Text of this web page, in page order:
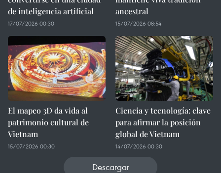
de inteligencia artificial
17/07/2026 00:30
ancestral
15/07/2026 08:54
El mapeo 3D da vida al
patrimonio cultural de
Vietnam
15/07/2026 00:30
Ciencia y tecnología: clave
para afirmar la posición
global de Vietnam
14/07/2026 00:30
Descargar